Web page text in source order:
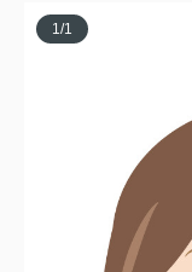
1 /1